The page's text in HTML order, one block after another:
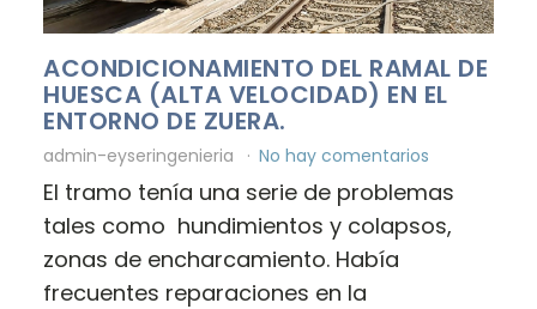
ACONDICIONAMIENTO DEL RAMAL DE
HUESCA (ALTA VELOCIDAD) EN EL
ENTORNO DE ZUERA.
admin-eyseringenieria No hay comentarios
El tramo tenía una serie de problemas
tales como hundimientos y colapsos,
zonas de encharcamiento. Había
frecuentes reparaciones en la